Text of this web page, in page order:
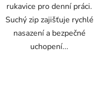
rukavice pro denní práci.
Suchý zip zajišťuje rychlé
nasazení a bezpečné
uchopení...